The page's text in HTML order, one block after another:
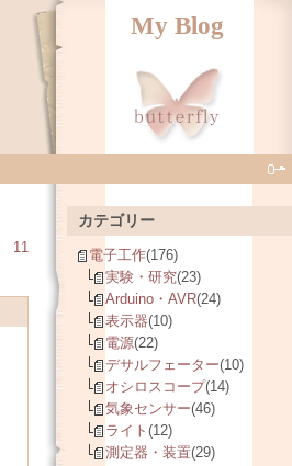
My Blog
11
カテゴリー
電子工作(176)
実験・研究(23)
Arduino・AVR(24)
表示器(10)
電源(22)
デサルフェーター(10)
オシロスコープ(14)
気象センサー(46)
ライト (12)
測定器・装置(29)